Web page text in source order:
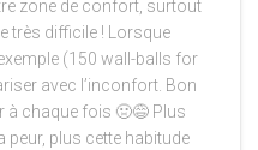
zone de confort, surtout
très difficile ! Lorsque
(150 wall-balls for
avec l’inconfort. Bon
à chaque fois 🤢😅 Plus
peur, plus cette habitude